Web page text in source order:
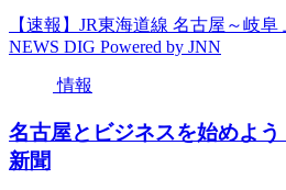
【速報】JR東海道線 名古屋～岐
NEWS DIG Powered by JNN
情報
名古屋とビジネスを始めよ
新聞